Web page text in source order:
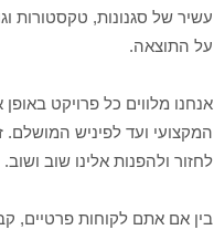
עשיר של סגנונות, טקסטורות
על התוצאה.
אנחנו מלווים כל פרויקט
המקצועי ועד לפיניש
לחזור ולהפנות אלינו שוב ושוב.
בין אם אתם לקוחות פרטיים,